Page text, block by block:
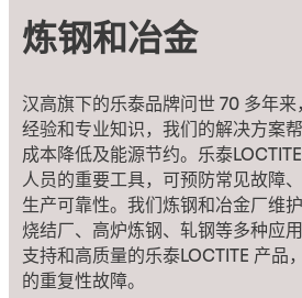
炼钢和冶金
汉高旗下的乐泰品牌问世 70 多年
经验和专业知识，我们的解决方案
成本降低及能源节约。乐泰
人员的重要工具，可预防常见故障
生产可靠性。我们炼钢和冶金厂维
烧结厂、高炉炼钢、轧钢等多种应
支持和高质量的乐泰LOCTITE 产品
的重复性故障。